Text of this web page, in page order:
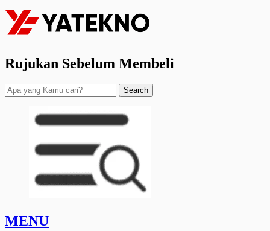
Rujukan Sebelum Membeli
Search
MENU